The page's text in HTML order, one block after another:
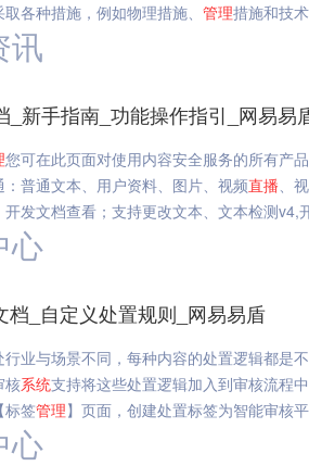
各种措施，例如物理措施、 管理措施和技
讯
_新手指南_功能操作指引_网易易
您可在此页面对使用内容安全服务的所有产
普通文本、用户资料、图片、视频直播、
发文档查看；支持更改文本、文本检测v4,
心
档_自定义处置规则_网易易盾
业与场景不同，每种内容的处置逻辑都是
核系统支持将这些处置逻辑加入到审核流程
标签管理】页面，创建处置标签为智能审核
心